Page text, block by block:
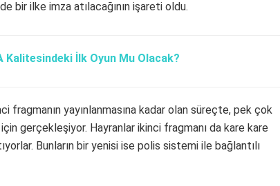
bir ilke imza atılacağının işareti oldu.
Kalitesindeki İlk Oyun Mu Olacak?
fragmanın yayınlanmasına kadar olan süreçte, pek çok
gerçekleşiyor. Hayranlar ikinci fragmanı da kare kare
Bunların bir yenisi ise polis sistemi ile bağlantılı